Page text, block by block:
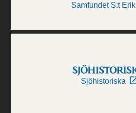
Samfundet S:t Erik
Sjöhistoriska